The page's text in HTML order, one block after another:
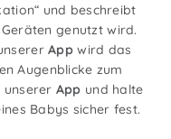
und beschreibt
genutzt wird.
Appwird das
Augenblicke zum
unserer App und halte
Babys sicher fest.